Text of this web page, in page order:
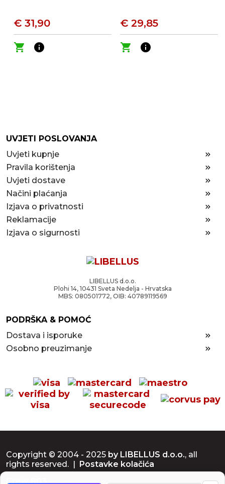
€ 31,90
shopping_cart
info
€ 29,85
shopping_cart
info
UVJETI POSLOVANJA
Uvjeti kupnje
Pravila korištenja
Uvjeti dostave
Načini plaćanja
Izjava o privatnosti
Reklamacije
Izjava o sigurnosti
LIBELLUS d.o.o.
Plohi 14, 10431 Sveta Nedelja - Hrvatska
MBS: 080501772, OIB: 40789119569
PODRŠKA & POMOĆ
Dostava i isporuke
Osobno preuzimanje
Copyright © 2004 - 2025 by LIBELLUS d.o.o., all
rights reserved. | Postavke kolačića
Crew 803